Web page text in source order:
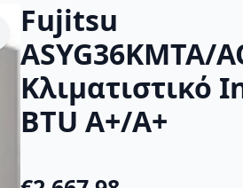
Fujitsu
ASYG36KMTA/
Κλιματιστικό
BTU A+/A+